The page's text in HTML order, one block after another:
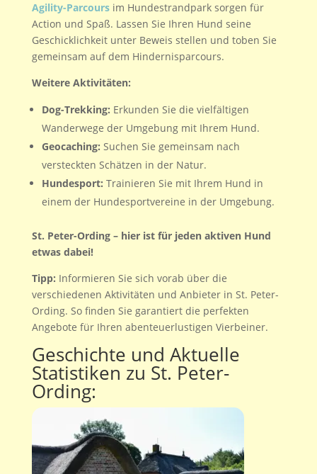
Agility-Parcoursim Hundestrandpark sorgen für
Action und Spaß. Lassen Sie Ihren Hund seine
Geschicklichkeit unter Beweis stellen und toben Sie
gemeinsam auf dem Hindernisparcours.
Weitere Aktivitäten:
Dog-Trekking: Erkunden Sie die vielfältigen
Wanderwege der Umgebung mit Ihrem Hund.
Geocaching: Suchen Sie gemeinsam nach
versteckten Schätzen in der Natur.
Hundesport: Trainieren Sie mit Ihrem Hund in
einem der Hundesportvereine in der Umgebung.
St. Peter-Ording – hier ist für jeden aktiven Hund
etwas dabei!
Tipp: Informieren Sie sich vorab über die
verschiedenen Aktivitäten und Anbieter in St. Peter-
Ording. So finden Sie garantiert die perfekten
Angebote für Ihren abenteuerlustigen Vierbeiner.
Geschichte und Aktuelle
Statistiken zu St. Peter-
Ording: